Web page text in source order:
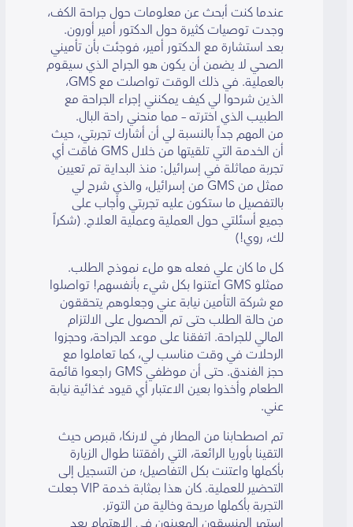
عندما كنت أبحث عن معلومات حول جراحة الكف،
وجدت توصيات كثيرة حول الدكتور أمير أورون.
بعد استشارة مع الدكتور أمير، فوجئت بأن تأميني
الصحي لا يضمن أن يكون هو الجراح الذي سيقوم
بالعملية. في ذلك الوقت تواصلت مع GMS،
الذين شرحوا لي كيف يمكنني إجراء الجراحة مع
الطبيب الذي اخترته – مما منحني راحة البال.
من المهم جداً بالنسبة لي أن أشارك تجربتي، حيث
أن الخدمة التي تلقيتها من خلال GMS فاقت أي
تجربة مماثلة في إسرائيل: منذ البداية تم تعيين
ممثل من GMS من إسرائيل، والذي شرح لي
بالتفصيل ما ستكون عليه تجربتي وأجاب على
جميع أسئلتي حول العملية وعملية العلاج. (شكراً
لك، روي!)
كل ما كان علي فعله هو ملء نموذج الطلب.
ممثلو GMS اعتنوا بكل شيء بأنفسهم! تواصلوا
مع شركة التأمين نيابة عني وجعلوهم يتحققون
من حالة الطلب حتى تم الحصول على الالتزام
المالي للجراحة. اتفقنا على موعد الجراحة، وحجزوا
الرحلات في وقت مناسب لي، كما تعاملوا مع
حجز الفندق. حتى أن موظفي GMS راجعوا قائمة
الطعام وأخذوا بعين الاعتبار أي قيود غذائية نيابة
تم اصطحابنا من المطار في لارنكا، قبرص حيث
التقينا بأوريا الرائعة، التي رافقتنا طوال الزيارة
بأكملها واعتنت بكل التفاصيل؛ من التسجيل إلى
التحضير للعملية. كان هذا بمثابة خدمة VIP جعلت
التجربة بأكملها مريحة وخالية من التوتر.